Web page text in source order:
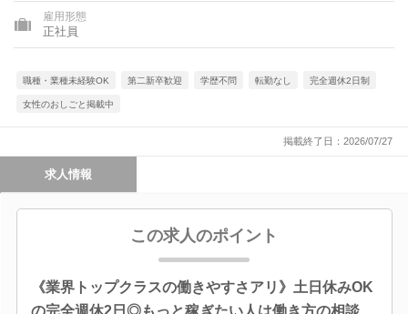
雇用形態
正社員
職種・業種未経験OK 第二新卒歓迎 学歴不問 転勤なし 完全週休2日制
女性のおしごと掲載中
掲載終了日：2026/07/27
求人情報
この求人のポイント
《業界トップクラスの働きやすさアリ》土日休みOK
の完全週休2日◎もっと稼ぎたい人は働き方の相談